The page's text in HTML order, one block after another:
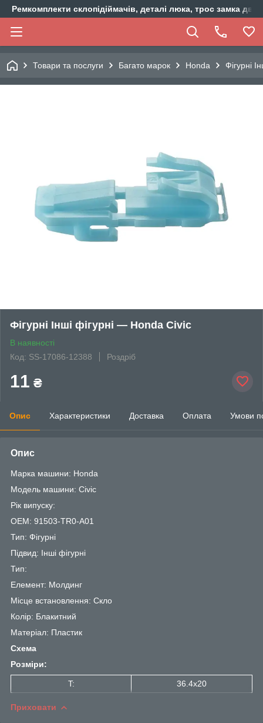
Ремкомплекти склопідіймачів, деталі люка, трос замка
Товари та послуги Багато марок Honda Фігурні
Фігурні Інші фігурні — Honda Civic
В наявності
Код: SS-17086-12388
Роздріб
11 ₴
Опис Характеристики Доставка Оплата Умови
Опис
Марка машини: Honda
Модель машини: Civic
Рік випуску:
OEM: 91503-TR0-A01
Тип: Фігурні
Підвид: Інші фігурні
Тип:
Елемент: Молдинг
Місце встановлення: Скло
Колір: Блакитний
Матеріал: Пластик
Схема
Розміри:
T: 36.4x20
Приховати